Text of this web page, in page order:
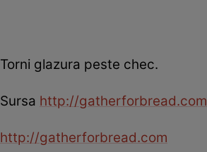
Torni glazura peste chec.
Sursa http://gatherforbread.com
http://gatherforbread.com